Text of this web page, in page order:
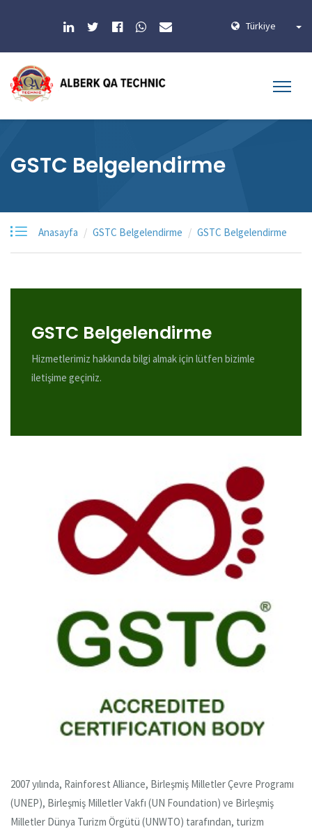
Türkiye
GSTC Belgelendirme
Anasayfa GSTC Belgelendirme GSTC Belgelendirme
GSTC Belgelendirme
Hizmetlerimiz hakkında bilgi almak için lütfen bizimle
iletişime geçiniz.
2007 yılında, Rainforest Alliance, Birleşmiş Milletler Çevre Programı
(UNEP), Birleşmiş Milletler Vakfı (UN Foundation) ve Birleşmiş
Milletler Dünya Turizm Örgütü (UNWTO) tarafından, turizm